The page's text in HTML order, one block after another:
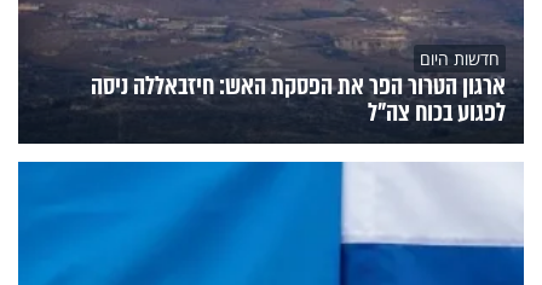
חדשות היום
ארגון הטרור הפר את הפסקת האש: חיזבאללה ניסה
לפגוע בכוח צה"ל